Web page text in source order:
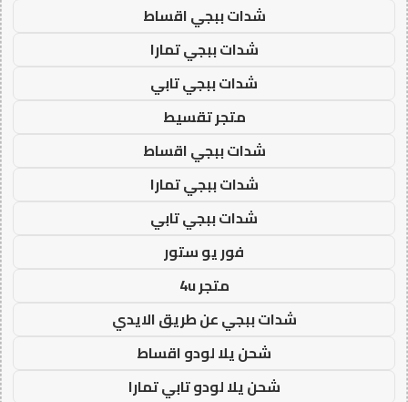
شدات ببجي اقساط
شدات ببجي تمارا
شدات ببجي تابي
متجر تقسيط
شدات ببجي اقساط
شدات ببجي تمارا
شدات ببجي تابي
فور يو ستور
متجر 4u
شدات ببجي عن طريق الايدي
شحن يلا لودو اقساط
شحن يلا لودو تابي تمارا